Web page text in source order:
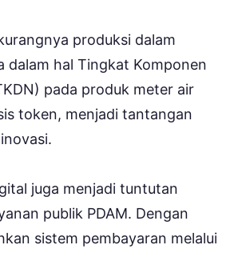
produksi dalam
dalam hal Tingkat Komponen
pada produk meter air
token, menjadi tantangan
juga menjadi tuntutan
publik PDAM. Dengan
sistem pembayaran melalui